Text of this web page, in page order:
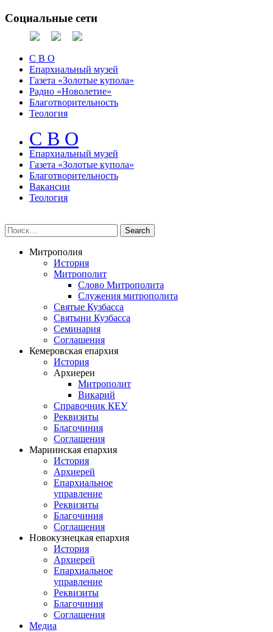
Социальные сети
С В О
Епархиальный музей
Газета «Золотые купола»
Радио «Новолетие»
Благотворительность
Теология
С В О
Епархиальный музeй
Газета «Золотые купола»
Благотворительность
Вакансии
Теология
Митрополия
История
Митрополит
Слово Митрополита
Служения митрополита
Святые Кузбасса
Святыни Кузбасса
Семинария
Соглашения
Кемеровская епархия
История
Архиереи
Митрополит
Викарий
Справочник КЕУ
Реквизиты
Благочиния
Соглашения
Мариинская епархия
История
Архиерей
Епархиальное
управление
Реквизиты
Благочиния
Соглашения
Новокузнецкая епархия
История
Архиерей
Епархиальное
управление
Реквизиты
Благочиния
Соглашения
Медиа